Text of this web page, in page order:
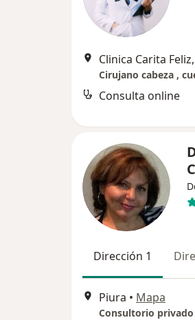
Clinica Carita
Cirujano cabeza ,
Consulta online
Dirección 1
Piura • Mapa
Consultorio privado